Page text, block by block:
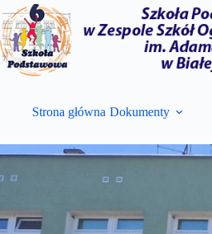
Przejdź
do
treści
Strona główna Dokumenty